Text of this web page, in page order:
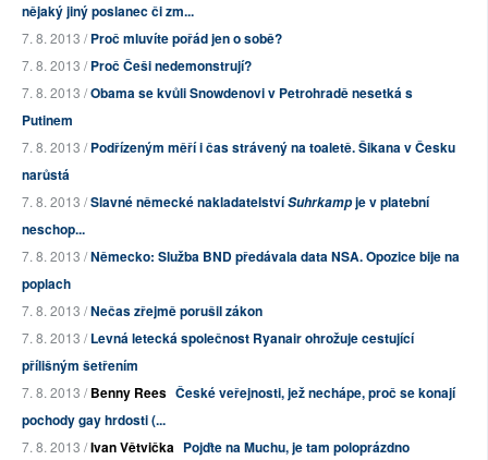
nějaký jiný poslanec či zm...
7. 8. 2013 /Proč mluvíte pořád jen o sobě?
7. 8. 2013 /Proč Češi nedemonstrují?
7. 8. 2013 /Obama se kvůli Snowdenovi v Petrohradě nesetká s
Putinem
7. 8. 2013 /Podřízeným měří i čas strávený na toaletě. Šikana v Česku
narůstá
7. 8. 2013 /Slavné německé nakladatelstvíSuhrkampje v platební
neschop...
7. 8. 2013 /Německo: Služba BND předávala data NSA. Opozice bije na
poplach
7. 8. 2013 /Nečas zřejmě porušil zákon
7. 8. 2013 /Levná letecká společnost Ryanair ohrožuje cestující
přílišným šetřením
7. 8. 2013 /Benny Rees České veřejnosti, jež nechápe, proč se konají
pochody gay hrdosti (...
7. 8. 2013 /Ivan Větvička Pojďte na Muchu, je tam poloprázdno